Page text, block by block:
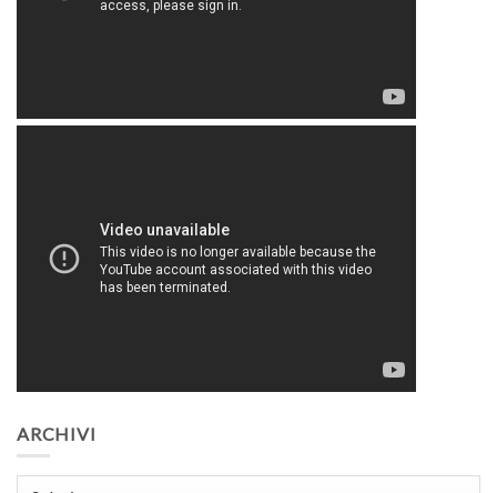
ARCHIVI
Archivi